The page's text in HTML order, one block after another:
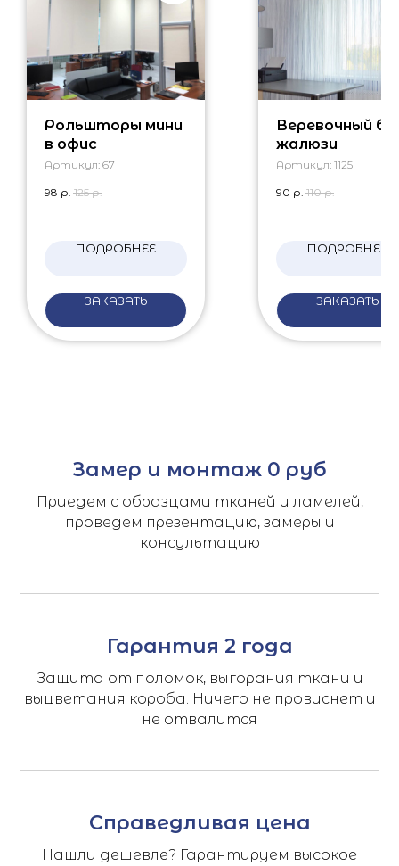
Рольшторы мини
в офис
Артикул: 67
98 р. 125 р.
ПОДРОБНЕЕ
ЗАКАЗАТЬ
Веревочный
жалюзи
Артикул: 1125
90 р. 110 р.
ПОДРОБНЕЕ
ЗАКАЗАТЬ
Замер и монтаж 0 руб
Приедем с образцами тканей и ламелей,
проведем презентацию, замеры и
консультацию
Гарантия 2 года
Защита от поломок, выгорания ткани и
выцветания короба. Ничего не провиснет и
не отвалится
Справедливая цена
Нашли дешевле? Гарантируем высокое